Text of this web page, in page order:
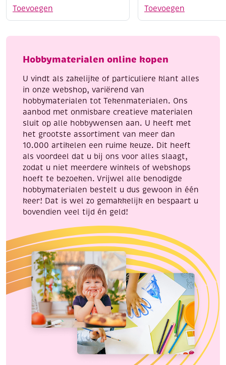
Toevoegen
veer
aantal
Toevoegen
cabochons
transparant,
18mm,
stuks
Hobbymaterialen online kopen
U vindt als zakelijke of particuliere klant alles
in onze webshop, variërend van
hobbymaterialen tot Tekenmaterialen. Ons
aanbod met onmisbare creatieve materialen
sluit op alle hobbywensen aan. U heeft met
het grootste assortiment van meer dan
10.000 artikelen een ruime keuze. Dit heeft
als voordeel dat u bij ons voor alles slaagt,
zodat u niet meerdere winkels of webshops
hoeft te bezoeken. Vrijwel alle benodigde
hobbymaterialen bestelt u dus gewoon in één
keer! Dat is wel zo gemakkelijk en bespaart u
bovendien veel tijd én geld!